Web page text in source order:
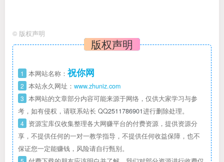
© 版权声明
版权声明
1 本网站名称： 祝你网
2 本站永久网址： www.zhuniz.com
3 本网站的文章部分内容可能来源于网络，仅供大家学习与参
考，如有侵权，请联系站长 QQ2511786901进行删除处理。
4 资源宝库仅收集整理各大网赚平台的付费资源，提供资源分
享，不提供任何的一对一教学指导，不提供任何收益保障，也不
保证您一定能赚钱，风险请自行甄别。